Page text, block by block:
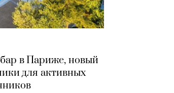
в Париже, новый
для активных